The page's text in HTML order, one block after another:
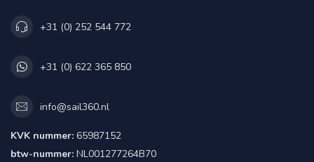
+31 (0) 252 544 772
+31 (0) 622 365 850
info@sail360.nl
KVK nummer: 65987152
btw-nummer: NL001277264B70